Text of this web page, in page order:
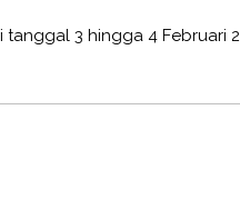
3 hingga 4